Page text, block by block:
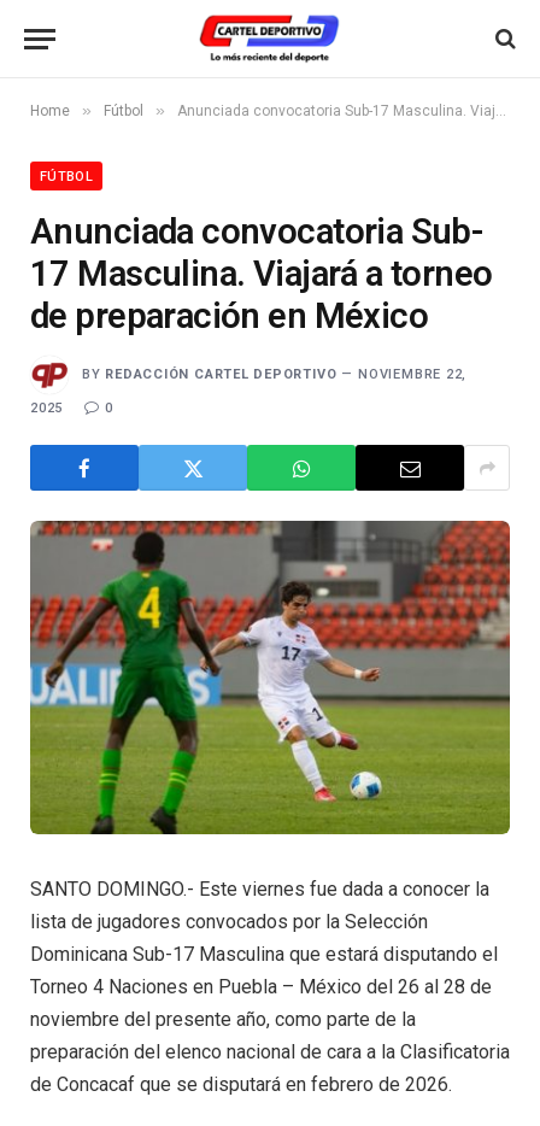
Home » Fútbol » Anunciada convocatoria Sub-17 Masculina. Viajará a torneo de preparación en México
FÚTBOL
Anunciada convocatoria Sub-
17 Masculina. Viajará a torneo
de preparación en México
BY REDACCIÓN CARTEL DEPORTIVO NOVIEMBRE 22,
2025 0
SANTO DOMINGO.- Este viernes fue dada a conocer la
lista de jugadores convocados por la Selección
Dominicana Sub-17 Masculina que estará disputando el
Torneo 4 Naciones en Puebla – México del 26 al 28 de
noviembre del presente año, como parte de la
preparación del elenco nacional de cara a la Clasificatoria
de Concacaf que se disputará en febrero de 2026.